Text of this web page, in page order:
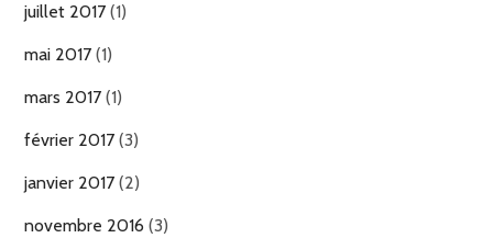
juillet 2017 (1)
mai 2017 (1)
mars 2017 (1)
février 2017 (3)
janvier 2017 (2)
novembre 2016 (3)